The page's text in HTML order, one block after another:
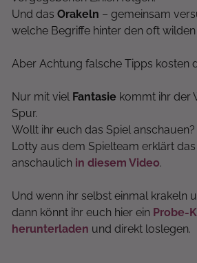
Und das Orakeln – gemeinsam
welche Begriffe hinter den oft
Aber Achtung falsche Tipps kosten
Nur mit viel Fantasie kommt ihr der
Spur.
Wollt ihr euch das Spiel
Lotty aus dem Spielteam erklärt das
anschaulich in diesem Video.
Und wenn ihr selbst einmal krakeln
dann könnt ihr euch hier ein Probe-
herunterladen und direkt loslegen.